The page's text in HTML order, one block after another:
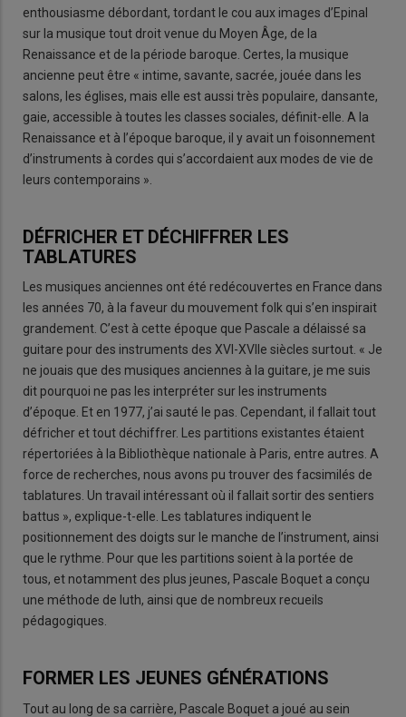
enthousiasme débordant, tordant le cou aux images d’Epinal
sur la musique tout droit venue du Moyen Âge, de la
Renaissance et de la période baroque. Certes, la musique
ancienne peut être « intime, savante, sacrée, jouée dans les
salons, les églises, mais elle est aussi très populaire, dansante,
gaie, accessible à toutes les classes sociales, définit-elle. A la
Renaissance et à l’époque baroque, il y avait un foisonnement
d’instruments à cordes qui s’accordaient aux modes de vie de
leurs contemporains ».
DÉFRICHER ET DÉCHIFFRER LES
TABLATURES
Les musiques anciennes ont été redécouvertes en France dans
les années 70, à la faveur du mouvement folk qui s’en inspirait
grandement. C’est à cette époque que Pascale a délaissé sa
guitare pour des instruments des XVI-XVIIe siècles surtout. « Je
ne jouais que des musiques anciennes à la guitare, je me suis
dit pourquoi ne pas les interpréter sur les instruments
d’époque. Et en 1977, j’ai sauté le pas. Cependant, il fallait tout
défricher et tout déchiffrer. Les partitions existantes étaient
répertoriées à la Bibliothèque nationale à Paris, entre autres. A
force de recherches, nous avons pu trouver des facsimilés de
tablatures. Un travail intéressant où il fallait sortir des sentiers
battus », explique-t-elle. Les tablatures indiquent le
positionnement des doigts sur le manche de l’instrument, ainsi
que le rythme. Pour que les partitions soient à la portée de
tous, et notamment des plus jeunes, Pascale Boquet a conçu
une méthode de luth, ainsi que de nombreux recueils
pédagogiques.
FORMER LES JEUNES GÉNÉRATIONS
Tout au long de sa carrière, Pascale Boquet a joué au sein